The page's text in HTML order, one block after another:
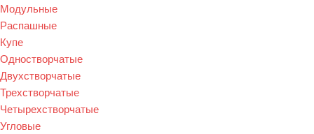
Модульные
Распашные
Купе
Одностворчатые
Двухстворчатые
Трехстворчатые
Четырехстворчатые
Угловые